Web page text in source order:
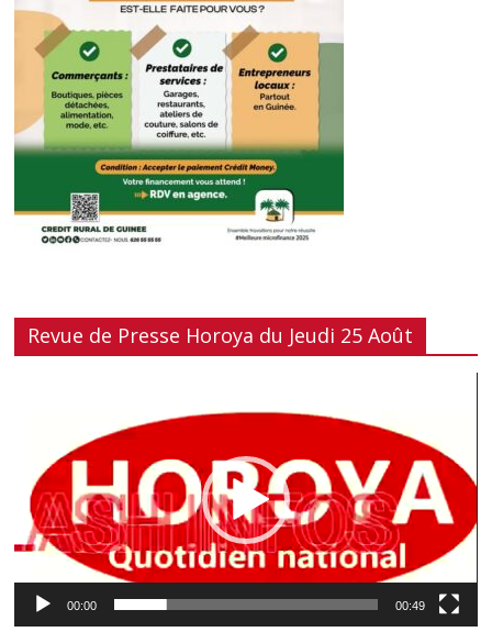
Revue de Presse Horoya du Jeudi 25 Août
00:00 00:49